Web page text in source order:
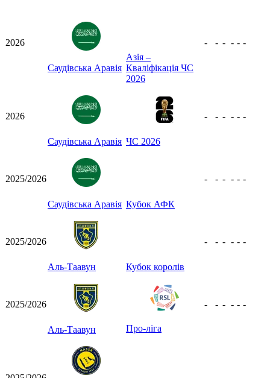
2026
Саудівська Аравія
Азія –
Кваліфікація ЧС
2026
- - - - - -
2026
Саудівська Аравія ЧС 2026
- - - - - -
2025/2026
Саудівська Аравія Кубок АФК
- - - - - -
2025/2026
Аль-Таавун Кубок королів
- - - - - -
2025/2026
Аль-Таавун Про-ліга
- - - - - -